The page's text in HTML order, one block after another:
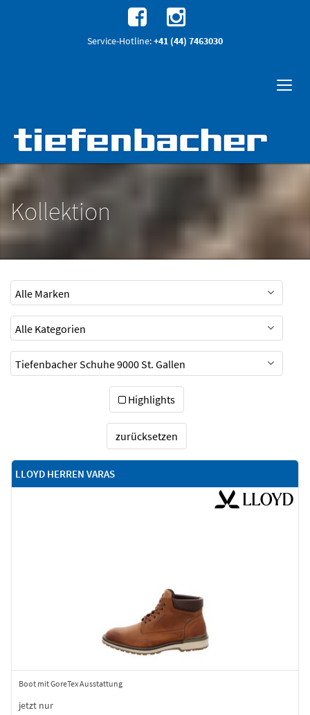
Service-Hotline:+41 (44) 7463030
Kollektion
Highlights
zurücksetzen
LLOYD HERREN VARAS
Boot mit GoreTex Ausstattung
jetzt nur